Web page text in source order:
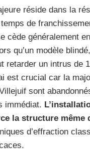
réside dans la
de
cède généralement
qu’un modèle
retarder un intrus de
est crucial car la
sont
immédiat.
la structure même
d’effraction